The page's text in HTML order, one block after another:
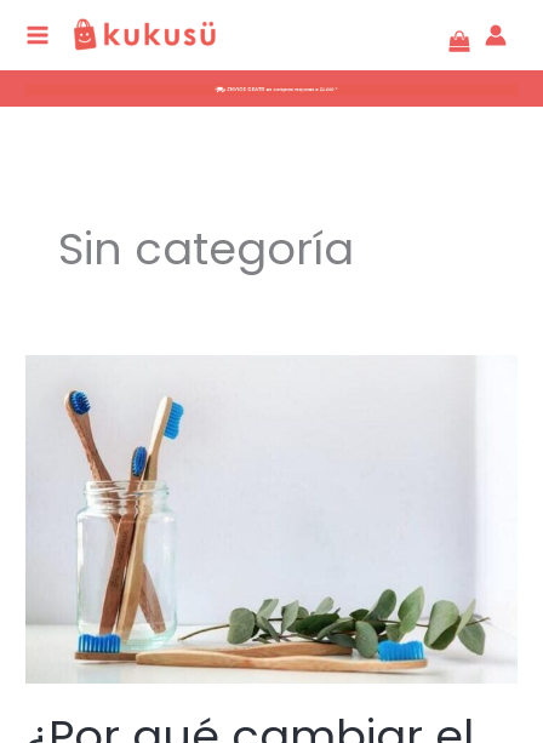
contenido
Sin categoría